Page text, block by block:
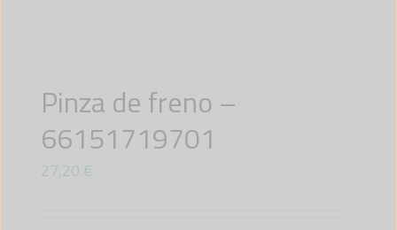
Pinza de freno –
66151719701
27,20 €